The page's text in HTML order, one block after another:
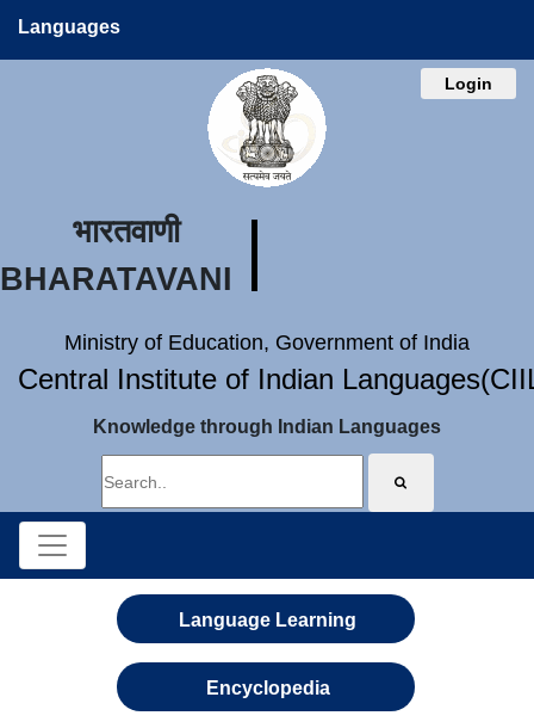
Languages
Login
भारतवाणी
BHARATAVANI
Ministry of Education, Government of India
Central Institute of Indian
Knowledge through Indian Languages
Language Learning
Encyclopedia